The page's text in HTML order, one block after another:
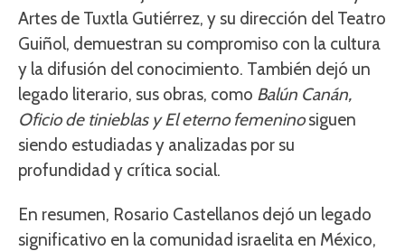
Artes de Tuxtla Gutiérrez, y su dirección del Teatro
Guiñol, demuestran su compromiso con la cultura
y la difusión del conocimiento. También dejó un
legado literario, sus obras, como Balún Canán,
Oficio de tinieblas y El eterno femeninosiguen
siendo estudiadas y analizadas por su
profundidad y crítica social.
En resumen, Rosario Castellanos dejó un legado
significativo en la comunidad israelita en México,